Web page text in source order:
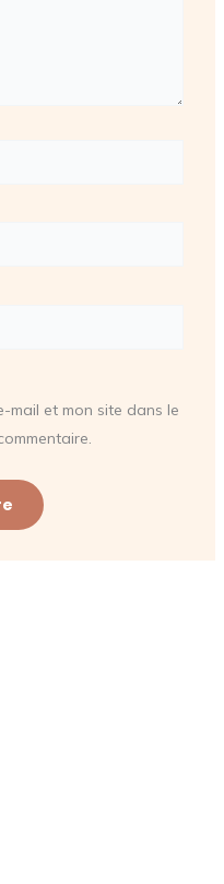
mail et mon site dans le